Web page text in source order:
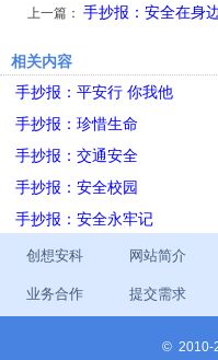
上一篇： 手抄报：安全在身
相关内容
手抄报：平安行 你我他
手抄报：珍惜生命
手抄报：交通安全
手抄报：安全校园
手抄报：安全永牢记
创想安科 网站简介
业务合作 提交需求
© 2010-